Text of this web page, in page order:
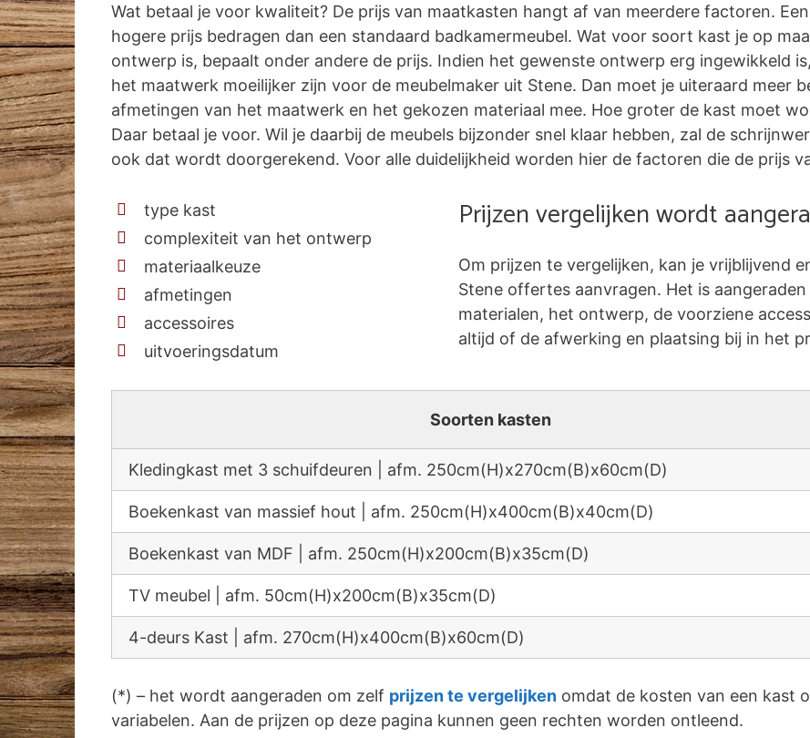
Wat betaal je voor kwaliteit? De prijs van maatkasten hangt af van meerdere factoren.
hogere prijs bedragen dan een standaard badkamermeubel. Wat voor soort kast je op
ontwerp is, bepaalt onder andere de prijs. Indien het gewenste ontwerp erg ingewikkeld
het maatwerk moeilijker zijn voor de meubelmaker uit Stene. Dan moet je uiteraard meer
afmetingen van het maatwerk en het gekozen materiaal mee. Hoe groter de kast moet
Daar betaal je voor. Wil je daarbij de meubels bijzonder snel klaar hebben, zal de
ook dat wordt doorgerekend. Voor alle duidelijkheid worden hier de factoren die de prijs
type kast
complexiteit van het ontwerp
materiaalkeuze
afmetingen
accessoires
uitvoeringsdatum
Prijzen vergelijken wordt
Om prijzen te vergelijken, kan je vrijblijvend
Stene offertes aanvragen. Het is
materialen, het ontwerp, de voorziene
altijd of de afwerking en plaatsing bij in het
Soorten kasten
Kledingkast met 3 schuifdeuren | afm. 250cm(H)x270cm(B)x60cm(D)
Boekenkast van massief hout | afm. 250cm(H)x400cm(B)x40cm(D)
Boekenkast van MDF | afm. 250cm(H)x200cm(B)x35cm(D)
TV meubel | afm. 50cm(H)x200cm(B)x35cm(D)
4-deurs Kast | afm. 270cm(H)x400cm(B)x60cm(D)
(*) – het wordt aangeraden om zelf prijzen te vergelijken omdat de kosten van een kast
variabelen. Aan de prijzen op deze pagina kunnen geen rechten worden ontleend.